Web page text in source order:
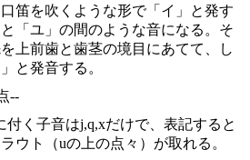
笛を吹くような形で「イ」と発す
「ユ」の間のような音になる。そ
上前歯と歯茎の境目にあてて、し
と発音する。
--
付く子音はj,q,xだけで、表記すると
ウト（uの上の点々）が取れる。